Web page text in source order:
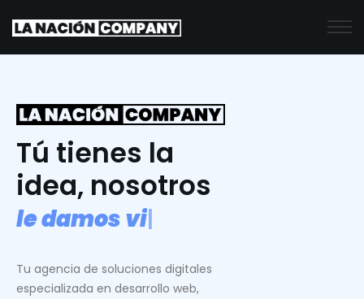
Tú tienes la
idea, nosotros
ledamosvid
Tu agencia de soluciones digitales
especializada en desarrollo web,